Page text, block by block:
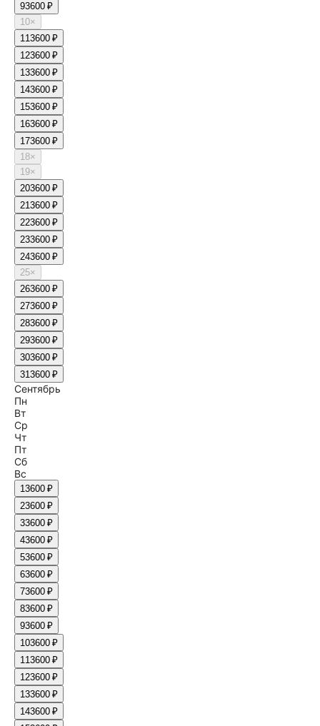
93600 ₽
10×
113600 ₽
123600 ₽
133600 ₽
143600 ₽
153600 ₽
163600 ₽
173600 ₽
18×
19×
203600 ₽
213600 ₽
223600 ₽
233600 ₽
243600 ₽
25×
263600 ₽
273600 ₽
283600 ₽
293600 ₽
303600 ₽
313600 ₽
Сентябрь
Пн
Вт
Ср
Чт
Пт
Сб
Вс
13600 ₽
23600 ₽
33600 ₽
43600 ₽
53600 ₽
63600 ₽
73600 ₽
83600 ₽
93600 ₽
103600 ₽
113600 ₽
123600 ₽
133600 ₽
143600 ₽